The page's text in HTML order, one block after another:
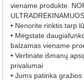
viename produkte.
• Nenorite rinktis tarp
• Mėgstate
balzamas viename
• Vertinate išmanų
privalumai
• Jums patinka